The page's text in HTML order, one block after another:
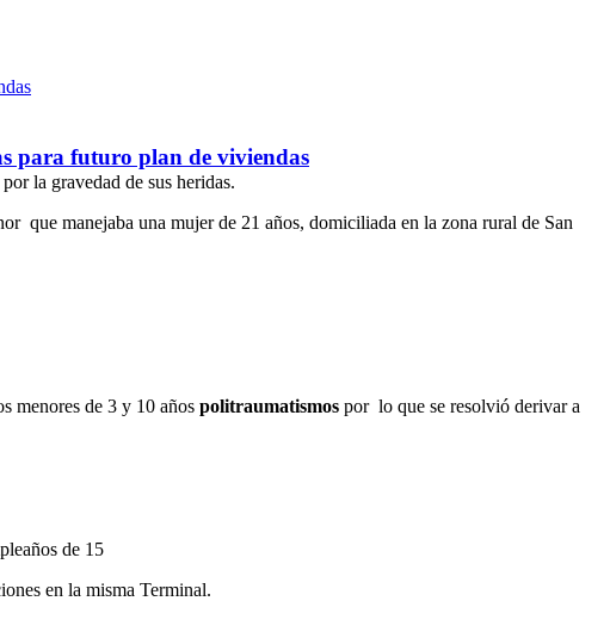
para futuro plan de viviendas
la gravedad de sus heridas.
que manejaba una mujer de 21 años, domiciliada en la zona rural de San
menores de 3 y 10 años politraumatismos por lo que se resolvió derivar a
de 15
en la misma Terminal.